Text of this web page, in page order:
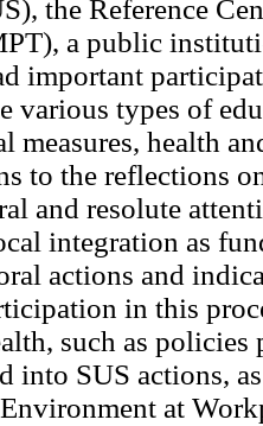
the Reference
a public
important
various types of
measures, health
to the reflections
and resolute
integration as
actions and
in this
such as
into SUS actions,
at